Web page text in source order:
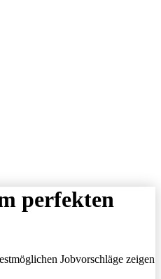
perfekten
Jobvorschläge zeigen